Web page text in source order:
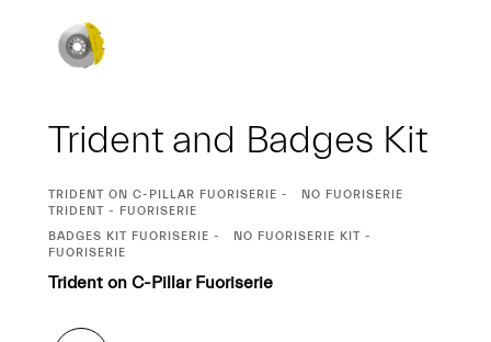
Trident and Badges Kit
CURRENT
SELECTION
TRIDENT ON C-PILLAR FUORISERIE
NO FUORISERIE
TRIDENT - FUORISERIE
CURRENT
SELECTION
BADGES KIT FUORISERIE
NO FUORISERIE KIT -
FUORISERIE
Trident on C-Pillar Fuoriserie